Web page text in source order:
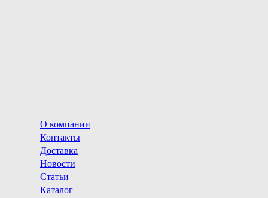
О компании
Контакты
Доставка
Новости
Статьи
Каталог